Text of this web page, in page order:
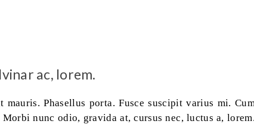
ac, lorem.
Phasellus porta. Fusce suscipit varius mi.
nunc odio, gravida at, cursus nec, luctus a,